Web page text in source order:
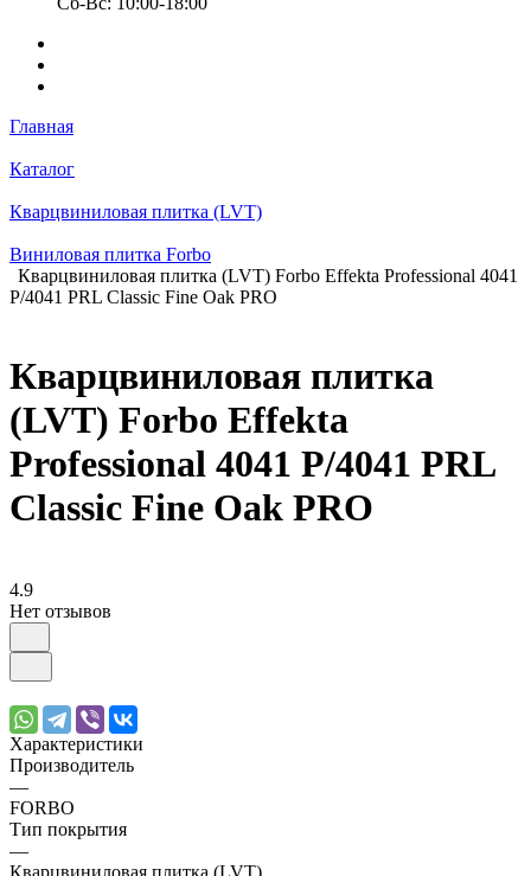
Главная
Каталог
Кварцвиниловая плитка (LVT)
Виниловая плитка Forbo
Кварцвиниловая плитка (LVT) Forbo Effekta Professional 4041
P/4041 PRL Classic Fine Oak PRO
Кварцвиниловая плитка
(LVT) Forbo Effekta
Professional 4041 P/4041 PRL
Classic Fine Oak PRO
4.9
Нет отзывов
Характеристики
Производитель
—
FORBO
Тип покрытия
—
Кварцвиниловая плитка (LVT)